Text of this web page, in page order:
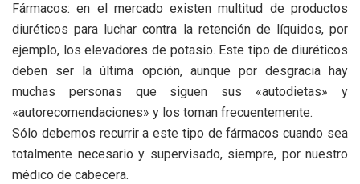
Fármacos: en el mercado existen multitud de productos
diuréticos para luchar contra la retención de líquidos, por
ejemplo, los elevadores de potasio. Este tipo de diuréticos
deben ser la última opción, aunque por desgracia hay
muchas personas que siguen sus «autodietas» y
«autorecomendaciones» y los toman frecuentemente.
Sólo debemos recurrir a este tipo de fármacos cuando sea
totalmente necesario y supervisado, siempre, por nuestro
médico de cabecera.